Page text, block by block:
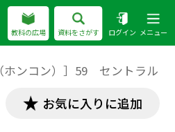
教科の広場 資料をさがす ログイン メニュー
ホンコン）］59 セントラル
お気に入りに追加